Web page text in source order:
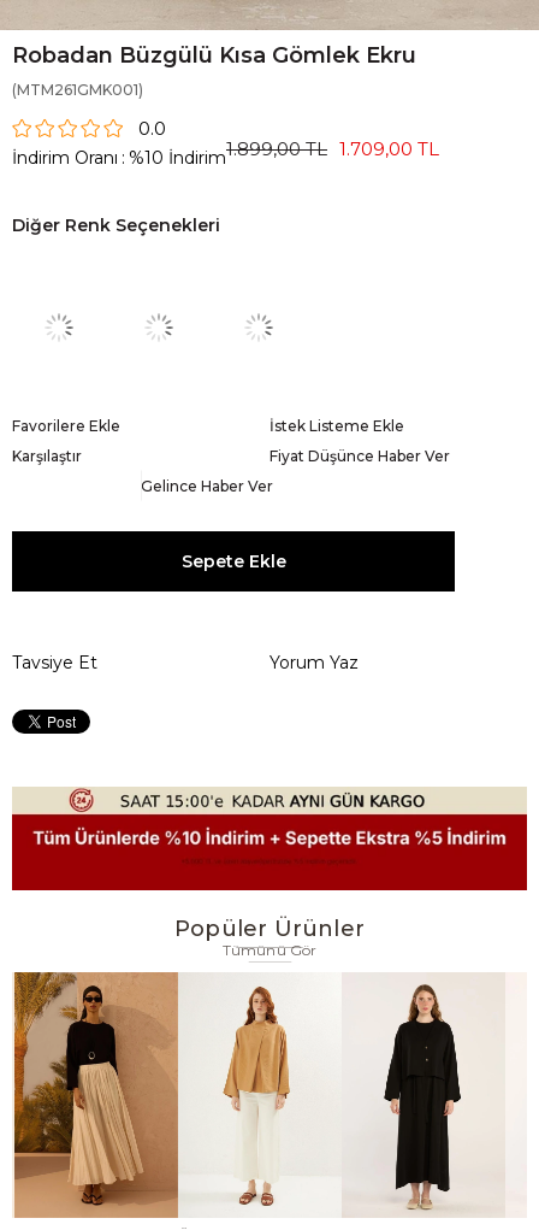
Robadan Büzgülü Kısa Gömlek Ekru
(MTM261GMK001)
0.0
İndirim Oranı : %10 İndirim1.899,00 TL 1.709,00 TL
Diğer Renk Seçenekleri
Favorilere Ekle
İstek Listeme Ekle
Karşılaştır
Fiyat Düşünce Haber Ver
Gelince Haber Ver
Tavsiye Et Yorum Yaz
Popüler Ürünler
Tümünü Gör